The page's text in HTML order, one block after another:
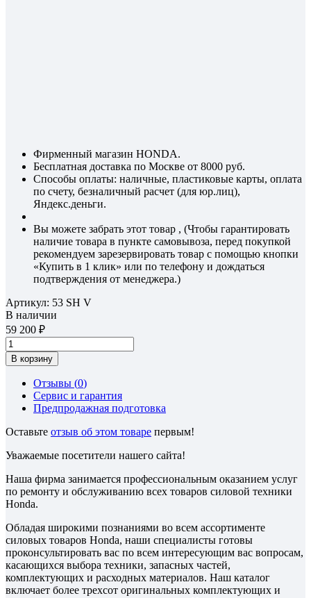
Фирменный магазин HONDA.
Бесплатная доставка по Москве от 8000 руб.
Способы оплаты: наличные, пластиковые карты, оплата
по счету, безналичный расчет (для юр.лиц),
Яндекс.деньги.
Вы можете забрать этот товар , (Чтобы гарантировать
наличие товара в пункте самовывоза, перед покупкой
рекомендуем зарезервировать товар с помощью кнопки
«Купить в 1 клик» или по телефону и дождаться
подтверждения от менеджера.)
Артикул: 53 SH V
В наличии
59 200
В корзину
Отзывы (0)
Сервис и гарантия
Предпродажная подготовка
Оставьте отзыв об этом товаре первым!
Уважаемые посетители нашего сайта!
Наша фирма занимается профессиональным оказанием услуг
по ремонту и обслуживанию всех товаров силовой техники
Honda.
Обладая широкими познаниями во всем ассортименте
силовых товаров Honda, наши специалисты готовы
проконсультировать вас по всем интересующим вас вопросам,
касающихся выбора техники, запасных частей,
комплектующих и расходных материалов. Наш каталог
включает более трехсот оригинальных комплектующих и